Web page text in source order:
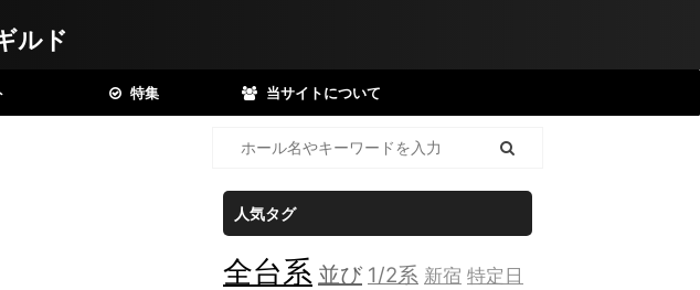
特集 当サイトについて
人気タグ
全台系 並び 1/2系 新宿 特定日